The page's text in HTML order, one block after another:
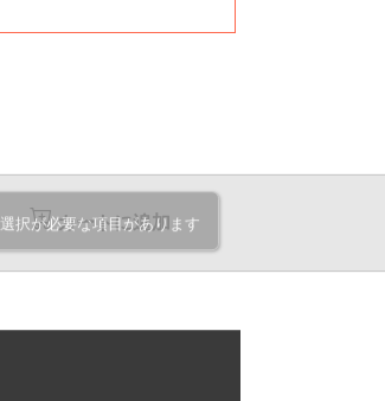
カートに追加
選択が必要な項目があります